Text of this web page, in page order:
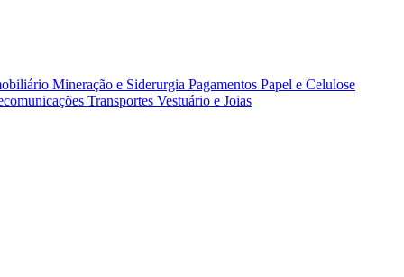
Mineração e Siderurgia Pagamentos Papel e Celulose
Transportes Vestuário e Joias